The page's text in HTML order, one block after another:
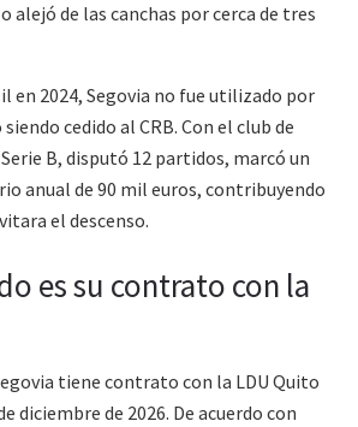
alejó de las canchas por cerca de tres
en 2024, Segovia no fue utilizado por
cedido al CRB. Con el club de
B, disputó 12 partidos, marcó un
anual de 90 mil euros, contribuyendo
el descenso.
es su contrato con la
tiene contrato con la LDU Quito
diciembre de 2026. De acuerdo con